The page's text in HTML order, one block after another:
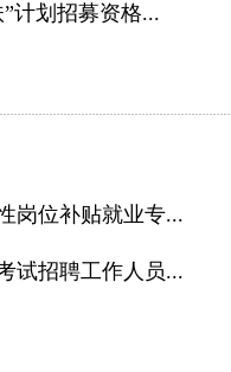
计划招募资格...
岗位补贴就业专...
试招聘工作人员...